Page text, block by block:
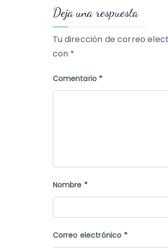
entradas
Deja una respuesta
Tu dirección de correo
con *
Comentario *
Nombre *
Correo electrónico *